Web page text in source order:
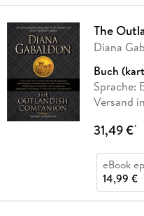
The
Diana
Buch
Sprache:
Versand
31,49 €*
eBook
14,99 €